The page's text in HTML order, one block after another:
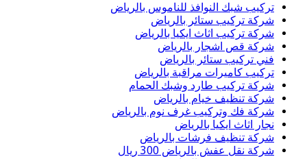
تركيب شبك النوافذ للناموس بالرياض
شركة تركيب ستائر بالرياض
شركة تركيب اثاث ايكيا بالرياض
شركة قص اشجار بالرياض
فني تركيب ستائر بالرياض
تركيب كاميرات مراقبة بالرياض
شركة تركيب طارد وشبك الحمام
شركة تنظيف خيام بالرياض
شركة فك وتركيب غرف نوم بالرياض
نجار اثاث ايكيا بالرياض
شركة تنظيف فرشات بالرياض
شركة نقل عفش بالرياض 300 ريال